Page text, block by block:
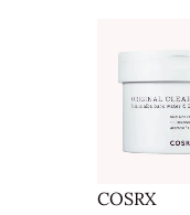
COSRX